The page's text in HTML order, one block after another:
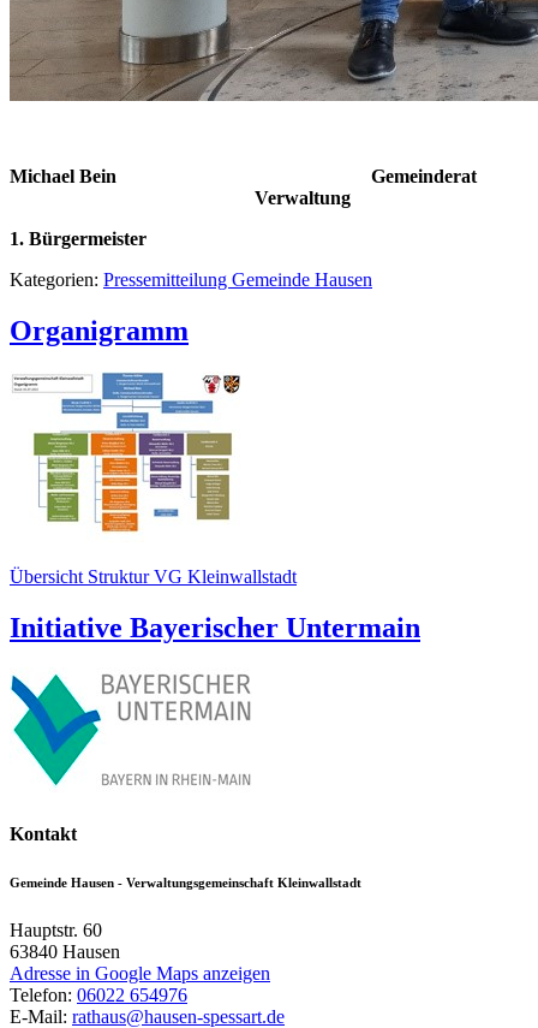
Michael Bein Gemeinderat
Verwaltung
1. Bürgermeister
Kategorien: Pressemitteilung Gemeinde Hausen
Organigramm
Übersicht Struktur VG Kleinwallstadt
Initiative Bayerischer Untermain
Kontakt
Gemeinde Hausen - Verwaltungsgemeinschaft Kleinwallstadt
Hauptstr. 60
63840 Hausen
Adresse in Google Maps anzeigen
Telefon: 06022 654976
E-Mail: rathaus@hausen-spessart.de